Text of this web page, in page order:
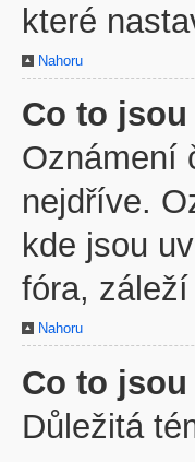
které
Nahoru
Co to
Oznámení
nejdříve.
kde jsou
fóra,
Nahoru
Co to
Důležitá